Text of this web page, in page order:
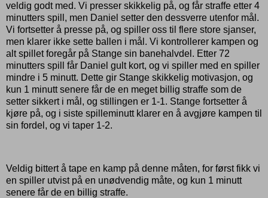
veldig godt med. Vi presser skikkelig på, og får straffe etter 4
minutters spill, men Daniel setter den dessverre utenfor mål.
Vi fortsetter å presse på, og spiller oss til flere store sjanser,
men klarer ikke sette ballen i mål. Vi kontrollerer kampen og
alt spillet foregår på Stange sin banehalvdel. Etter 72
minutters spill får Daniel gult kort, og vi spiller med en spiller
mindre i 5 minutt. Dette gir Stange skikkelig motivasjon, og
kun 1 minutt senere får de en meget billig straffe som de
setter sikkert i mål, og stillingen er 1-1. Stange fortsetter å
kjøre på, og i siste spilleminutt klarer en å avgjøre kampen til
sin fordel, og vi taper 1-2.
Veldig bittert å tape en kamp på denne måten, for først fikk vi
en spiller utvist på en unødvendig måte, og kun 1 minutt
senere får de en billig straffe.